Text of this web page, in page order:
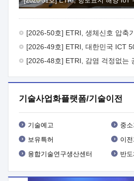
수 있음.2. 현장지원 희망인력 및 상세
공정(FET / SBD 등 )유기물 반도체 소
제작바이오센서 설계/제작토양/수질/가
제작광소자응용B광 센서 및 응용 시스
처리FPGA 제어, VHDL 프로그램 개발
임2) 대상인력 B 상세이력 3. 신청방
제출  문 의 처: ETRI사업화본부 기업
현장지원 신청서 (기업)
기술사업화플랫폼/기술이전
기술예고
중
보유특허
이
융합기술연구생산센터
반